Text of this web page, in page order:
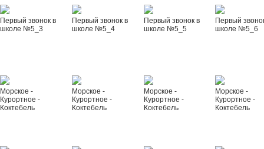
Первый звонок в
школе №5_3
Первый звонок в
школе №5_4
Первый звонок в
школе №5_5
Первый
школе №5_6
Морское -
Курортное -
Коктебель
Морское -
Курортное -
Коктебель
Морское -
Курортное -
Коктебель
Морское -
Курортное -
Коктебель